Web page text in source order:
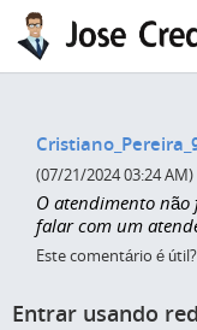
Pular para o conteúdo
(07/21/2024 03:24 AM)
O atendimento
falar com um
Este comentário é útil?
Entrar usando